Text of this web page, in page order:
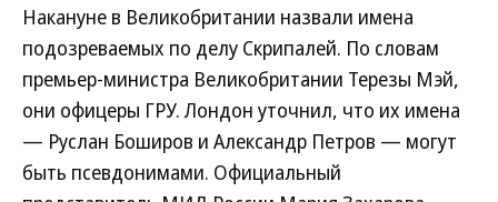
Накануне в Великобритании назвали имена
подозреваемых по делу Скрипалей. По словам
премьер-министра Великобритании Терезы Мэй,
они офицеры ГРУ. Лондон уточнил, что их имена
— Руслан Боширов и Александр Петров — могут
быть псевдонимами. Официальный